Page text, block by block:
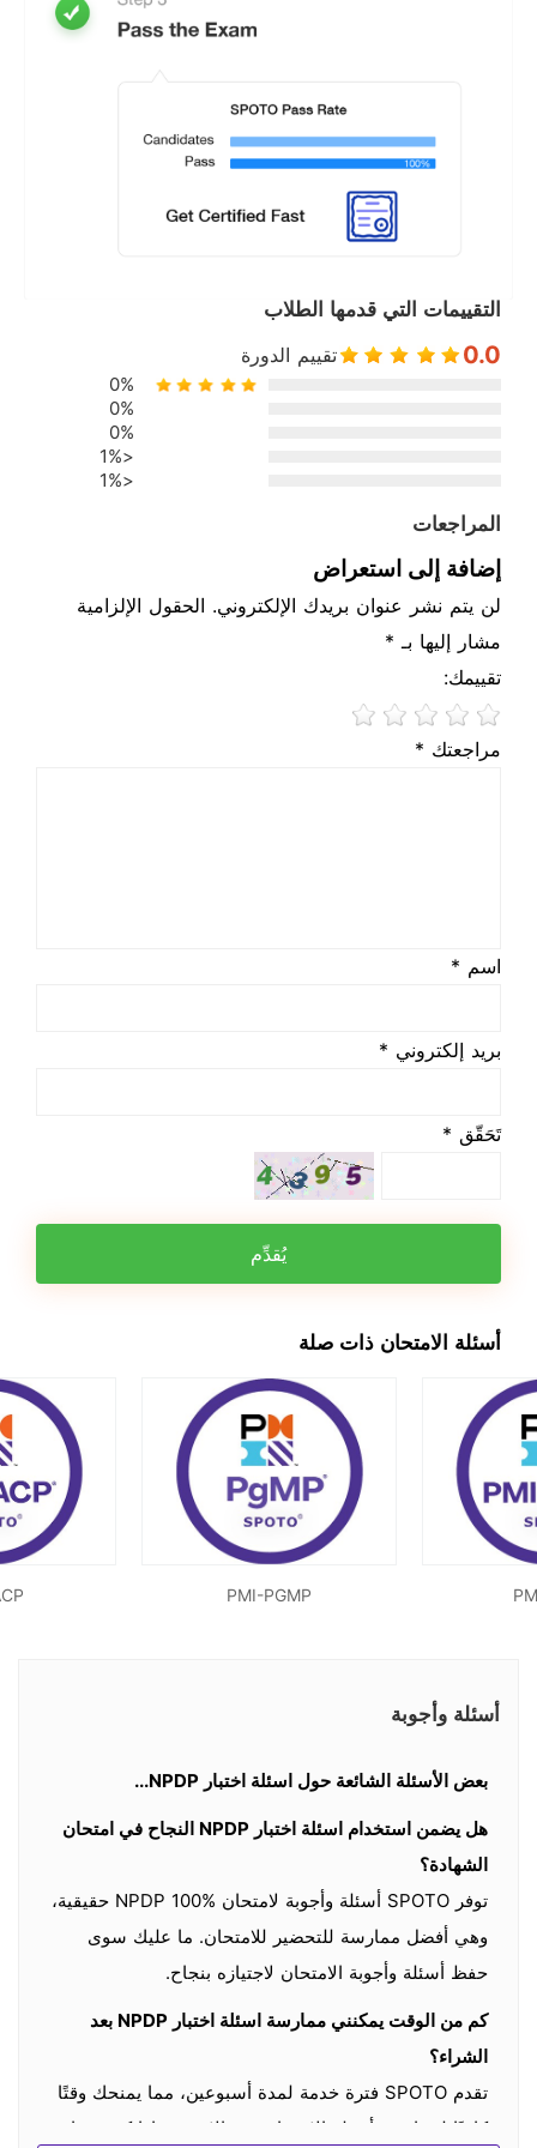
التقييمات التي قدمها الطلاب
0.0 تقييم الدورة
0%
0%
0%
<1%
<1%
المراجعات
إضافة إلى استعراض
لن يتم نشر عنوان بريدك الإلكتروني. الحقول الإلزامية
مشار إليها بـ *
تقييمك:
مراجعتك *
اسم *
بريد إلكتروني *
تَحَقّق *
يُقدِّم
أسئلة الامتحان ذات صلة
PMI-PGMP
أسئلة وأجوبة
بعض الأسئلة الشائعة حول اسئلة اختبار NPDP...
هل يضمن استخدام اسئلة اختبار NPDP النجاح في امتحان
الشهادة؟
توفر SPOTO أسئلة وأجوبة لامتحان NPDP 100% حقيقية،
وهي أفضل ممارسة للتحضير للامتحان. ما عليك سوى
حفظ أسئلة وأجوبة الامتحان لاجتيازه بنجاح.
كم من الوقت يمكنني ممارسة اسئلة اختبار NPDP بعد
الشراء؟
تقدم SPOTO فترة خدمة لمدة أسبوعين، مما يمنحك وقتًا
كافيًا لممارسة أسئلة الامتحان عبر الإنترنت. إذا كنت بحاجة